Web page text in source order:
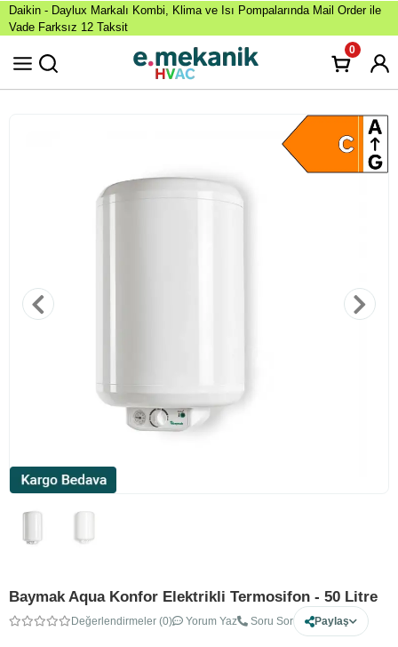
Daikin - Daylux Markalı Kombi, Klima ve Isı Pompalarında Mail Order ile
Vade Farksız 12 Taksit
0
Baymak Aqua Konfor Elektrikli Termosifon - 50 Litre
Değerlendirmeler (0) Yorum Yaz Soru Sor Paylaş